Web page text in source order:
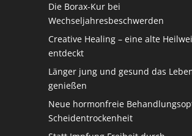
Die Borax-Kur bei
Wechseljahresbeschwerden
Creative Healing – eine alte
entdeckt
Länger jung und gesund das
genießen
Neue hormonfreie
Scheidentrockenheit